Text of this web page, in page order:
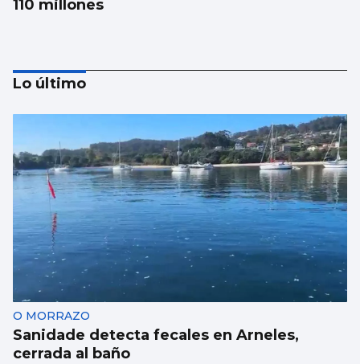
110 millones
La conselleira do Mar visita el visor
submarino “Atlántida” de Bouzas
Lo último
O MORRAZO
Sanidade detecta fecales en Arneles,
cerrada al baño